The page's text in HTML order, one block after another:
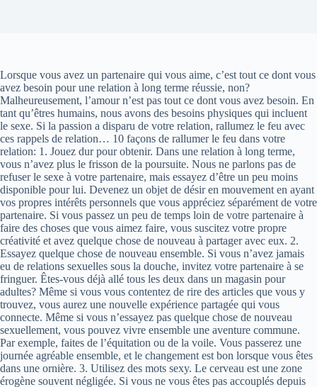
Lorsque vous avez un partenaire qui vous aime, c’est tout ce dont vous
avez besoin pour une relation à long terme réussie, non?
Malheureusement, l’amour n’est pas tout ce dont vous avez besoin. En
tant qu’êtres humains, nous avons des besoins physiques qui incluent
le sexe. Si la passion a disparu de votre relation, rallumez le feu avec
ces rappels de relation… 10 façons de rallumer le feu dans votre
relation: 1. Jouez dur pour obtenir. Dans une relation à long terme,
vous n’avez plus le frisson de la poursuite. Nous ne parlons pas de
refuser le sexe à votre partenaire, mais essayez d’être un peu moins
disponible pour lui. Devenez un objet de désir en mouvement en ayant
vos propres intérêts personnels que vous appréciez séparément de votre
partenaire. Si vous passez un peu de temps loin de votre partenaire à
faire des choses que vous aimez faire, vous suscitez votre propre
créativité et avez quelque chose de nouveau à partager avec eux. 2.
Essayez quelque chose de nouveau ensemble. Si vous n’avez jamais
eu de relations sexuelles sous la douche, invitez votre partenaire à se
fringuer. Êtes-vous déjà allé tous les deux dans un magasin pour
adultes? Même si vous vous contentez de rire des articles que vous y
trouvez, vous aurez une nouvelle expérience partagée qui vous
connecte. Même si vous n’essayez pas quelque chose de nouveau
sexuellement, vous pouvez vivre ensemble une aventure commune.
Par exemple, faites de l’équitation ou de la voile. Vous passerez une
journée agréable ensemble, et le changement est bon lorsque vous êtes
dans une ornière. 3. Utilisez des mots sexy. Le cerveau est une zone
érogène souvent négligée. Si vous ne vous êtes pas accouplés depuis